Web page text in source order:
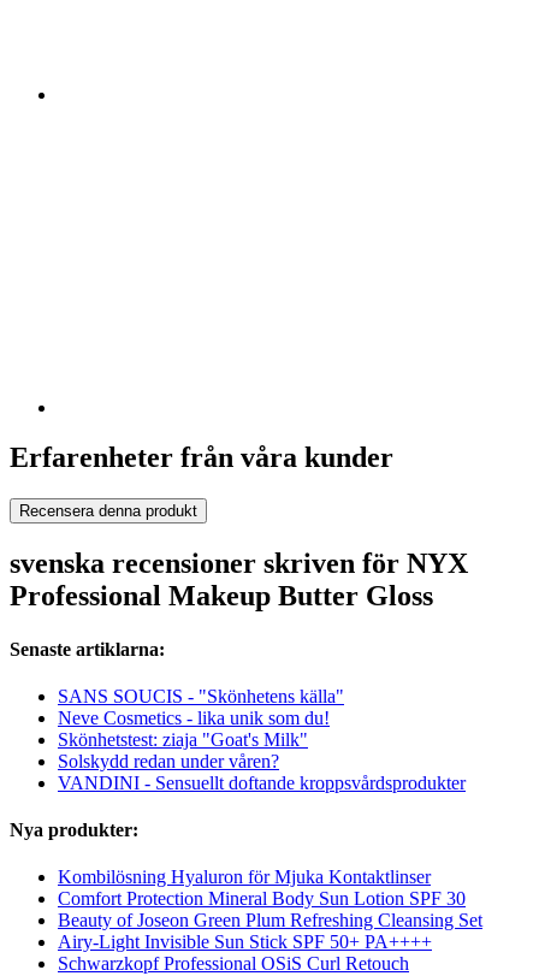
Erfarenheter från våra kunder
Recensera denna produkt
svenska recensioner skriven för NYX
Professional Makeup Butter Gloss
Senaste artiklarna:
SANS SOUCIS - "Skönhetens källa"
Neve Cosmetics - lika unik som du!
Skönhetstest: ziaja "Goat's Milk"
Solskydd redan under våren?
VANDINI - Sensuellt doftande kroppsvårdsprodukter
Nya produkter:
Kombilösning Hyaluron för Mjuka Kontaktlinser
Comfort Protection Mineral Body Sun Lotion SPF 30
Beauty of Joseon Green Plum Refreshing Cleansing Set
Airy-Light Invisible Sun Stick SPF 50+ PA++++
Schwarzkopf Professional OSiS Curl Retouch